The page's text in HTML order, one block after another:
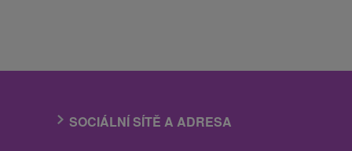
SOCIÁLNÍ SÍTĚ A ADRESA